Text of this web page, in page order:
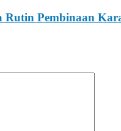
Rutin Pembinaan